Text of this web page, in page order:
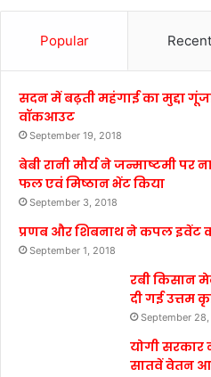
Popular Recent
सदन में बढ़ती महंगाई का मुद्दा
वॉकआउट
September 19, 2018
बेबी रानी मौर्य ने जन्माष्टमी पर
फल एवं मिष्ठान भेंट किया
September 3, 2018
प्रणब और शिबनाथ ने कपल इवेंट
September 1, 2018
रबी किसान
दी गई उत्तम
September 28,
योगी सरकार
सातवें वेतन